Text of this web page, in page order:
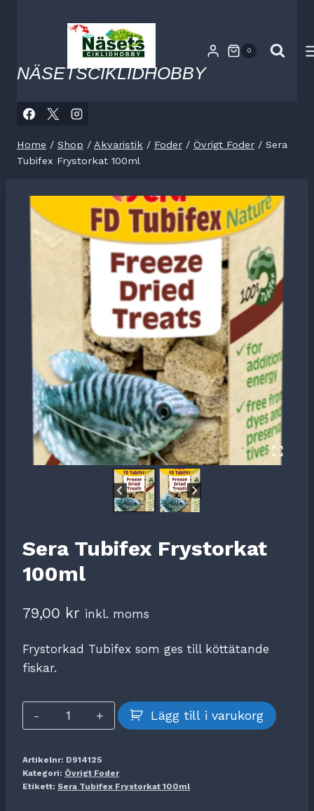
NÄSETSCIKLIDHOBBY
0
Home / Shop / Akvaristik / Foder / Övrigt Foder / Sera
Tubifex Frystorkat 100ml
Sera Tubifex Frystorkat
100ml
79,00 kr inkl. moms
Frystorkad Tubifex som ges till köttätande
fiskar.
Sera
Tubifex
100ml
mängd
Lägg till i varukorg
Artikelnr: D914125
Kategori: Övrigt Foder
Etikett: Sera Tubifex Frystorkat 100ml